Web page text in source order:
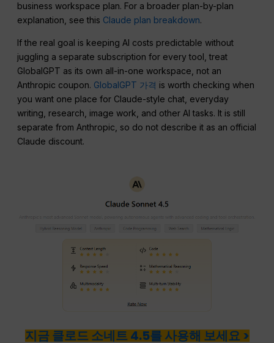
business workspace plan. For a broader plan-by-plan
explanation, see this Claude plan breakdown.
If the real goal is keeping AI costs predictable without
juggling a separate subscription for every tool, treat
GlobalGPT as its own all-in-one workspace, not an
Anthropic coupon. GlobalGPT 가격 is worth checking when
you want one place for Claude-style chat, everyday
writing, research, image work, and other AI tasks. It is still
separate from Anthropic, so do not describe it as an official
Claude discount.
지금 클로드 소네트 4.5를 사용해 보세요 >